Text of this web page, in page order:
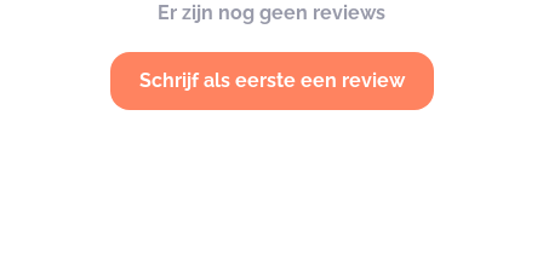
Er zijn nog geen reviews
Schrijf als eerste een review